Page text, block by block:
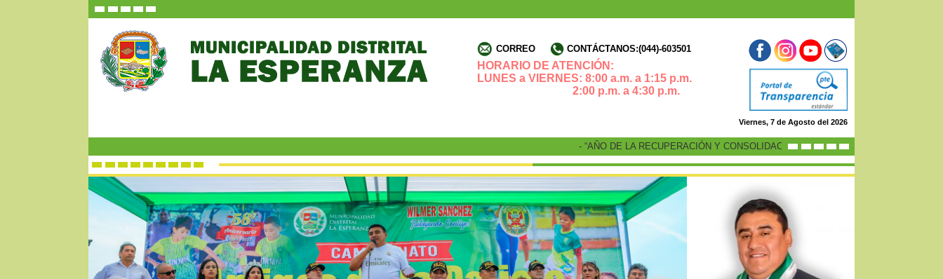
CORREO CONTÁCTANOS:(044)-603501
HORARIO DE ATENCIÓN:
LUNES a VIERNES: 8:00 a.m. a 1:15 p.m.
2:00 p.m. a 4:30 p.m.
Viernes, 7 de Agosto del 2026
- “AÑO DE LA RECUPERACIÓN Y CONSOLIDACIÓN DE LA ECONOMÍA PERUANA”